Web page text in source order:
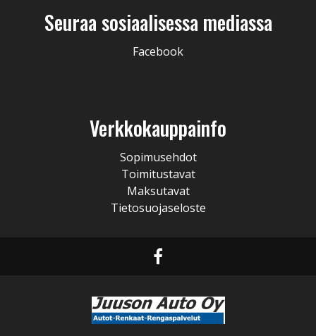
Seuraa sosiaalisessa mediassa
Facebook
Verkkokauppainfo
Sopimusehdot
Toimitustavat
Maksutavat
Tietosuojaseloste